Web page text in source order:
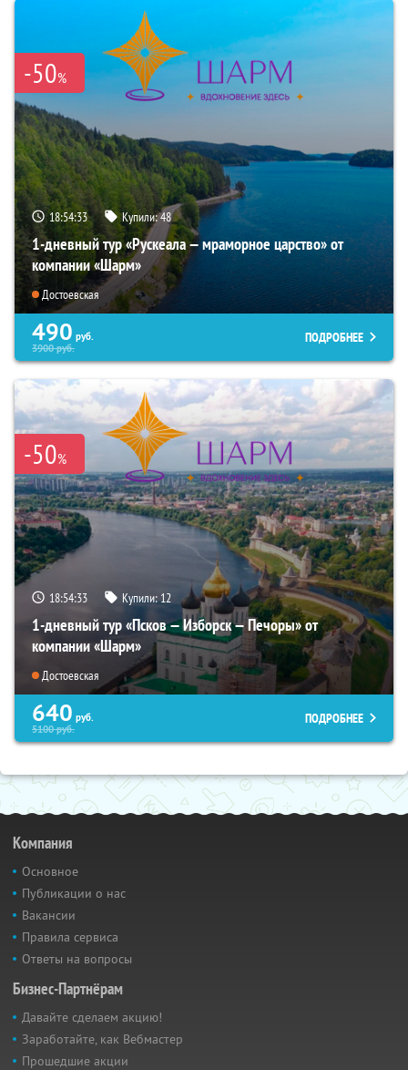
-50%
18:54:32 Купили:48
1-дневный тур «Рускеала — мраморное царство» от
компании «Шарм»
Достоевская
490 руб.
3900руб.
ПОДРОБНЕЕ
-50%
18:54:32 Купили:12
1-дневный тур «Псков — Изборск — Печоры» от
компании «Шарм»
Достоевская
640 руб.
5100руб.
ПОДРОБНЕЕ
Компания
Основное
Публикации о нас
Вакансии
Правила сервиса
Ответы на вопросы
Бизнес-Партнёрам
Давайте сделаем акцию!
Заработайте, как Вебмастер
Прошедшие акции